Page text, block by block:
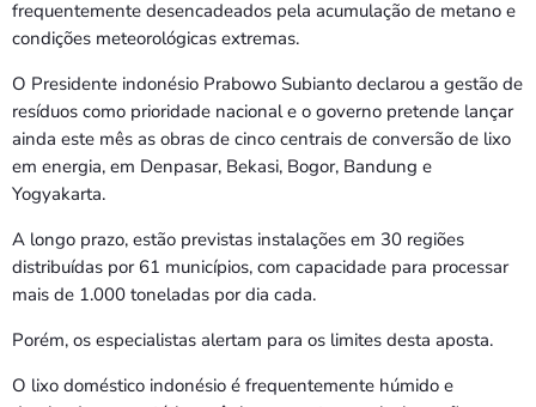
frequentemente desencadeados pela acumulação de metano e
condições meteorológicas extremas.
O Presidente indonésio Prabowo Subianto declarou a gestão de
resíduos como prioridade nacional e o governo pretende lançar
ainda este mês as obras de cinco centrais de conversão de lixo
em energia, em Denpasar, Bekasi, Bogor, Bandung e
Yogyakarta.
A longo prazo, estão previstas instalações em 30 regiões
distribuídas por 61 municípios, com capacidade para processar
mais de 1.000 toneladas por dia cada.
Porém, os especialistas alertam para os limites desta aposta.
O lixo doméstico indonésio é frequentemente húmido e